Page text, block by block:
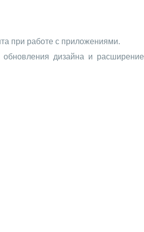
при работе с приложениями.
дизайна и расширение